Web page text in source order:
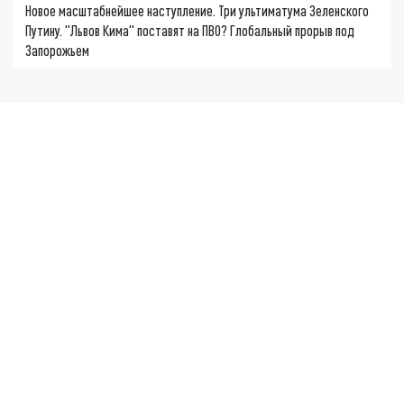
Новое масштабнейшее наступление. Три ультиматума Зеленского
Путину. "Львов Кима" поставят на ПВО? Глобальный прорыв под
Запорожьем